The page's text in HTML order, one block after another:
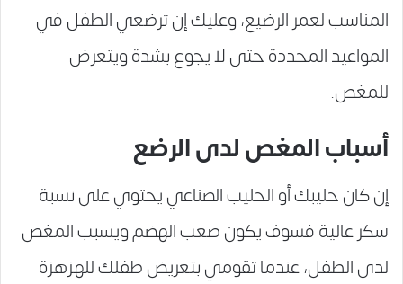
المناسب لعمر الرضيع، وعليك إن ترضعي الطفل في
المواعيد المحددة حتى لا يجوع بشدة ويتعرض
للمغص.
أسباب المغص لدى الرضع
إن كان حليبك أو الحليب الصناعي يحتوي على نسبة
سكر عالية فسوف يكون صعب الهضم ويسبب المغص
لدى الطفل، عندما تقومي بتعريض طفلك للهزهزة